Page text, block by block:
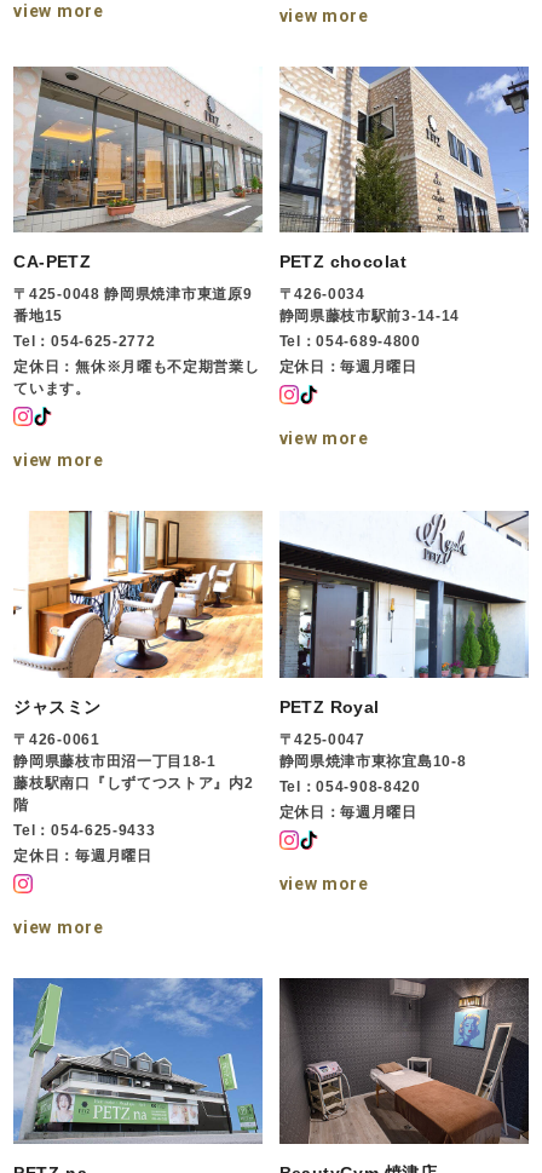
view more view more
CA-PETZ
〒425-0048 静岡県焼津市東道原9
番地15
Tel：054-625-2772
定休日：無休※月曜も不定期営業し
ています。
view more
PETZ chocolat
〒426-0034
静岡県藤枝市駅前3-14-14
Tel：054-689-4800
定休日：毎週月曜日
view more
ジャスミン
〒426-0061
静岡県藤枝市田沼一丁目18-1
藤枝駅南口『しずてつストア』内2
階
Tel：054-625-9433
定休日：毎週月曜日
view more
PETZ Royal
〒425-0047
静岡県焼津市東祢宜島10-8
Tel：054-908-8420
定休日：毎週月曜日
view more